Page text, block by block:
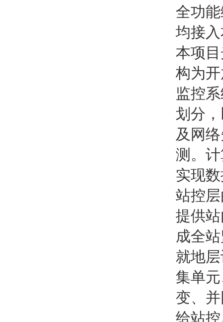
全功
均接
本项
构为
监控
划分
及网
测。
实现
站控
提供
成全
就地
集单
变、
给站